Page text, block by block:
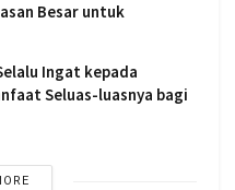
Besar untuk
Ingat kepada
Seluas-luasnya bagi